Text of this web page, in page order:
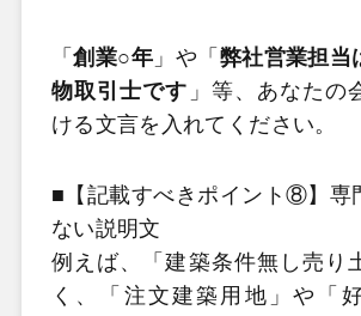
「創業○年 」や「 弊社営業担当
物取引士です 」等、あなたの
ける文言を入れてください。
■【記載すべきポイント⑧】専
ない説明文
例えば、「建築条件無し売り
く、「注文建築用地」や「